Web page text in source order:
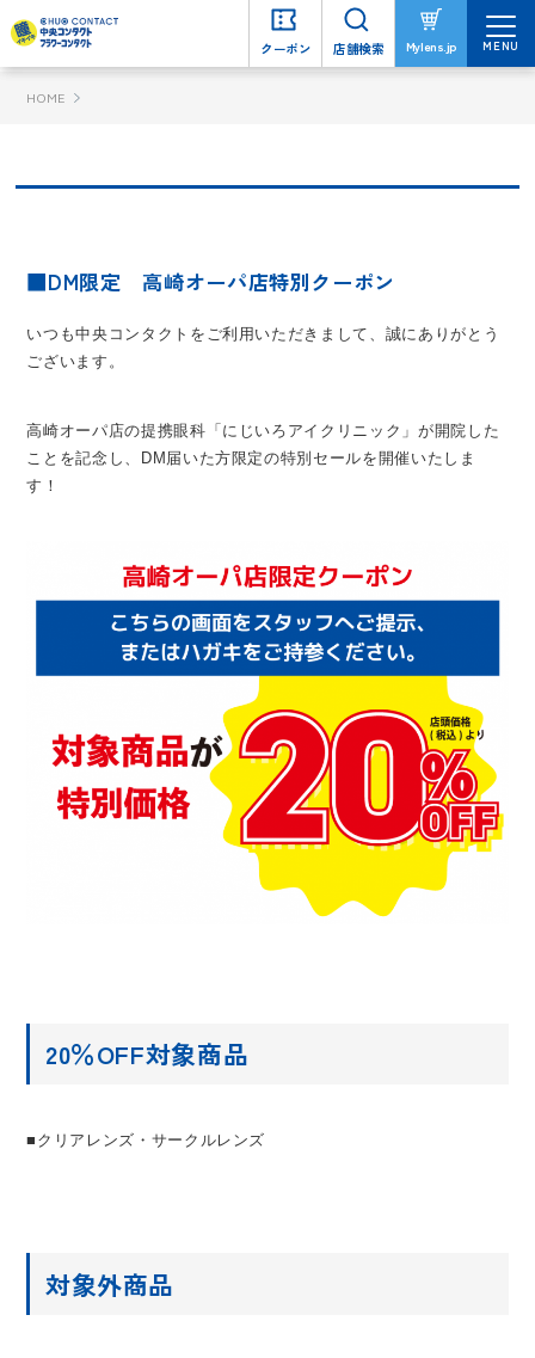
クーポン 店舗検索 Mylens.jp MENU
HOME
■DM限定 高崎オーパ店特別クーポン
いつも中央コンタクトをご利用いただきまして、誠にありがとう
ございます。
高崎オーパ店の提携眼科「にじいろアイクリニック」が開院した
ことを記念し、DM届いた方限定の特別セールを開催いたしま
す！
20％OFF対象商品
■クリアレンズ・サークルレンズ
対象外商品
クーポン 店舗検索 Mylens.jp MENU